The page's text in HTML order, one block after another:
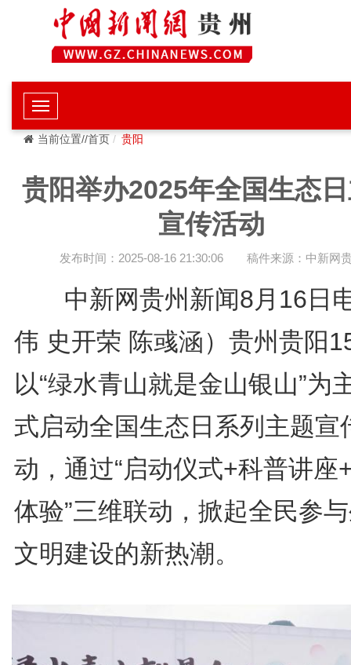
当前位置//首页 贵阳
贵阳举办2025年全国生态
宣传活动
发布时间：2025-08-16 21:30:06 稿件来源：中新网
中新网贵州新闻8月16日
伟 史开荣 陈彧涵）贵州贵阳
以“绿水青山就是金山银山”为
式启动全国生态日系列主题宣
动，通过“启动仪式+科普讲座
体验”三维联动，掀起全民参
文明建设的新热潮。